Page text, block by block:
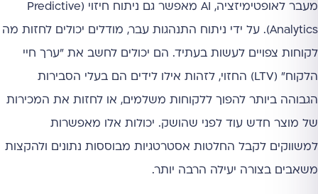
מעבר לאופטימיזציה, AI מאפשר גם ניתוח חיזוי (Predictive
Analytics). על ידי ניתוח התנהגות עבר, מודלים יכולים לחזות מה
לקוחות צפויים לעשות בעתיד. הם יכולים לחשב את "ערך חיי
הלקוח" (LTV) החזוי, לזהות אילו לידים הם בעלי הסבירות
הגבוהה ביותר להפוך ללקוחות משלמים, או לחזות את המכירות
של מוצר חדש עוד לפני שהושק. יכולות אלו מאפשרות
למשווקים לקבל החלטות אסטרטגיות מבוססות נתונים ולהקצות
משאבים בצורה יעילה הרבה יותר.